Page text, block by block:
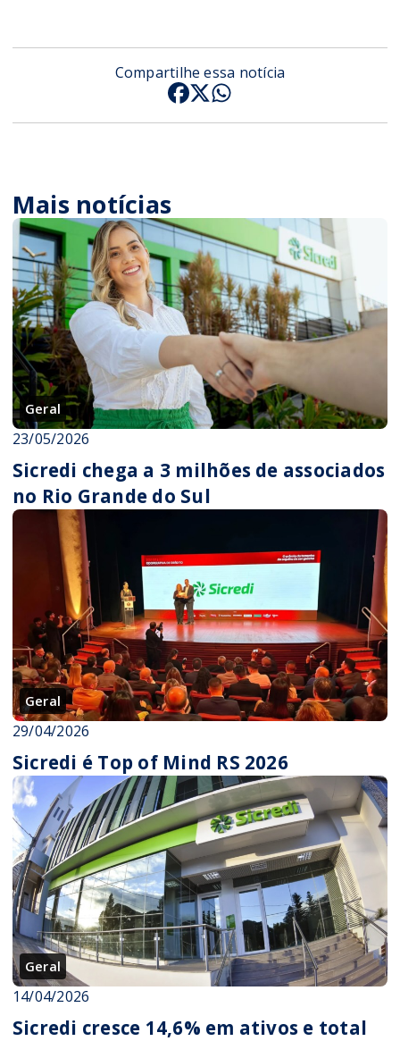
Compartilhe essa notícia
Mais notícias
Geral
23/05/2026
Sicredi chega a 3 milhões de associados
no Rio Grande do Sul
Geral
29/04/2026
Sicredi é Top of Mind RS 2026
Geral
14/04/2026
Sicredi cresce 14,6% em ativos e total